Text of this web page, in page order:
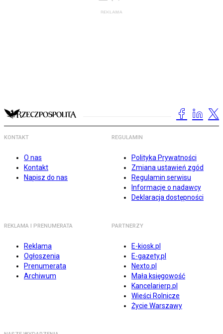
KONTAKT
O nas
Kontakt
Napisz do nas
REGULAMIN
Polityka Prywatności
Zmiana ustawień zgód
Regulamin serwisu
Informacje o nadawcy
Deklaracja dostępności
REKLAMA I PRENUMERATA
Reklama
Ogłoszenia
Prenumerata
Archiwum
PARTNERZY
E-kiosk.pl
E-gazety.pl
Nexto.pl
Mała księgowość
Kancelarierp.pl
Wieści Rolnicze
Życie Warszawy